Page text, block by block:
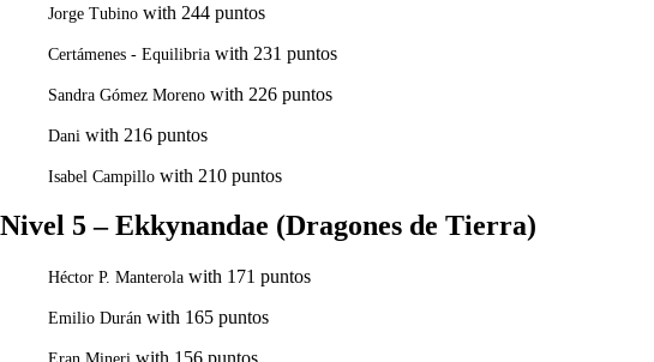
Jorge Tubino with 244 puntos
Certámenes - Equilibria with 231 puntos
Sandra Gómez Moreno with 226 puntos
Dani with 216 puntos
Isabel Campillo with 210 puntos
Nivel 5 – Ekkynandae (Dragones de Tierra)
Héctor P. Manterola with 171 puntos
Emilio Durán with 165 puntos